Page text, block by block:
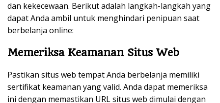
dan kekecewaan. Berikut adalah langkah-langkah yang
dapat Anda ambil untuk menghindari penipuan saat
berbelanja online:
Memeriksa Keamanan Situs Web
Pastikan situs web tempat Anda berbelanja memiliki
sertifikat keamanan yang valid. Anda dapat memeriksa
ini dengan memastikan URL situs web dimulai dengan